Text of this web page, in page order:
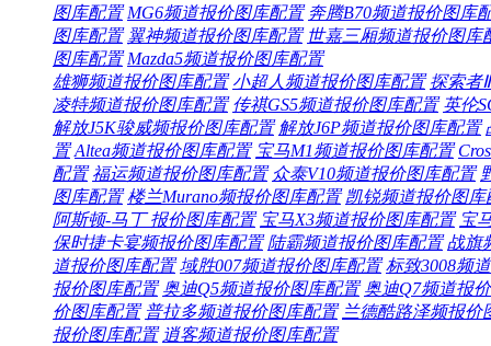
图库配置 MG6频道报价图库配置 奔腾B70频道报价图库
图库配置 翼神频道报价图库配置 世嘉三厢频道报价图库
图库配置 Mazda5频道报价图库配置
雄狮频道报价图库配置 小超人频道报价图库配置 探索者
凌特频道报价图库配置 传祺GS5频道报价图库配置 英伦
解放J5K骏威频报价图库配置 解放J6P频道报价图库配置
置 Altea频道报价图库配置 宝马M1频道报价图库配置
配置 福运频道报价图库配置 众泰V10频道报价图库配置
图库配置 楼兰Murano频报价图库配置 凯锐频道报价图库
阿斯顿-马丁报价图库配置 宝马X3频道报价图库配置 宝
保时捷卡宴频报价图库配置 陆霸频道报价图库配置 战旗
道报价图库配置 域胜007频道报价图库配置 标致3008频道
报价图库配置 奥迪Q5频道报价图库配置 奥迪Q7频道报价
价图库配置 普拉多频道报价图库配置 兰德酷路泽频报价
报价图库配置 逍客频道报价图库配置